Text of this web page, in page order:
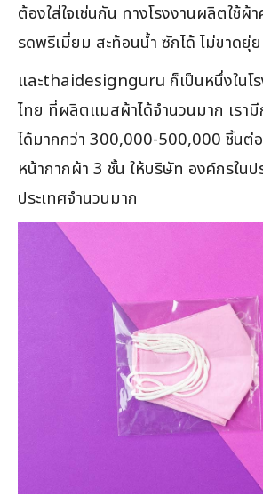
ต้องใส่ใจเช่นกัน ทางโรงงานผลิตใช้
รดพรีเมี่ยม สะท้อนน้ำ ซักได้ ไม่ขาดยุ่ย
และthaidesignguru ก็เป็นหนึ่งในโ
ไทย ที่ผลิตแมสผ้าได้จำนวนมาก เรา
ได้มากกว่า 300,000-500,000 ชิ้นต่
หน้ากากผ้า 3 ชั้น ให้บริษัท องค์กรในป
ประเทศจำนวนมาก